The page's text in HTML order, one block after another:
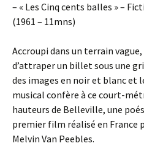
– « Les Cinq cents balles » –
(1961 – 11mns)
Accroupi dans un terrain
d’attraper un billet sous une
des images en noir et blanc et
musical confère à ce court-
hauteurs de Belleville, une
premier film réalisé en France
Melvin Van Peebles.